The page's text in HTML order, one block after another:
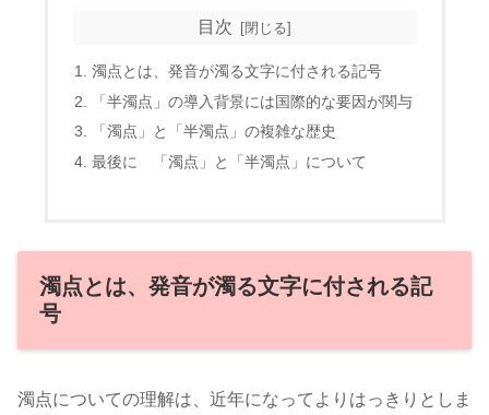
目次
濁点とは、発音が濁る文字に付される記号
「半濁点」の導入背景には国際的な要因が関与
「濁点」と「半濁点」の複雑な歴史
最後に 「濁点」と「半濁点」について
濁点とは、発音が濁る文字に付される記
号
濁点についての理解は、近年になってよりはっきりとしま